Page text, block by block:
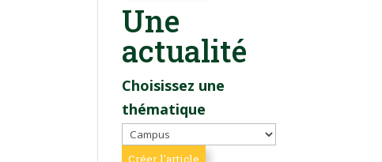
Une
actualité
Choisissez une
thématique